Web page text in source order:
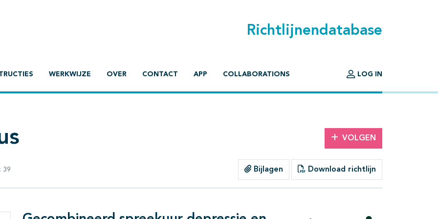
Richtlijnendatabase
WERKWIJZE OVER CONTACT APP COLLABORATIONS LOG IN
VOLGEN
39 Bijlagen Download richtlijn